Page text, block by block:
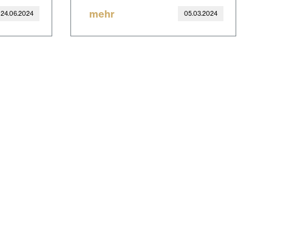
24.06.2024 mehr 05.03.2024